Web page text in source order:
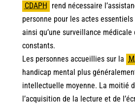
CDAPH rend nécessaire
personne pour les actes
ainsi qu’une surveillance médicale
constants.
Les personnes accueillies sur la
handicap mental plus
intellectuelle moyenne. La moitié
l’acquisition de la lecture et de